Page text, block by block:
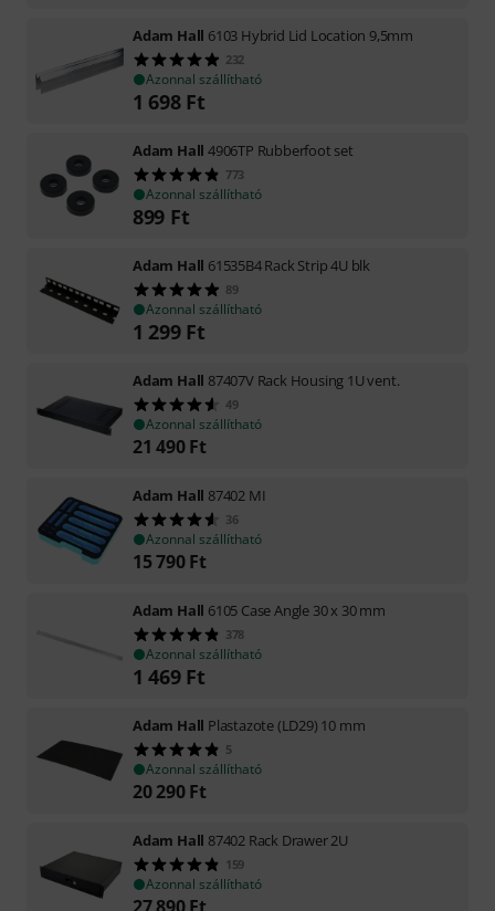
Adam Hall 6103 Hybrid Lid Location 9,5mm
232
Azonnal szállítható
1 698 Ft
Adam Hall 4906TP Rubberfoot set
773
Azonnal szállítható
899 Ft
Adam Hall 61535B4 Rack Strip 4U blk
89
Azonnal szállítható
1 299 Ft
Adam Hall 87407V Rack Housing 1U vent.
49
Azonnal szállítható
21 490 Ft
Adam Hall 87402 MI
36
Azonnal szállítható
15 790 Ft
Adam Hall 6105 Case Angle 30 x 30 mm
378
Azonnal szállítható
1 469 Ft
Adam Hall Plastazote (LD29) 10 mm
5
Azonnal szállítható
20 290 Ft
Adam Hall 87402 Rack Drawer 2U
159
Azonnal szállítható
27 890 Ft